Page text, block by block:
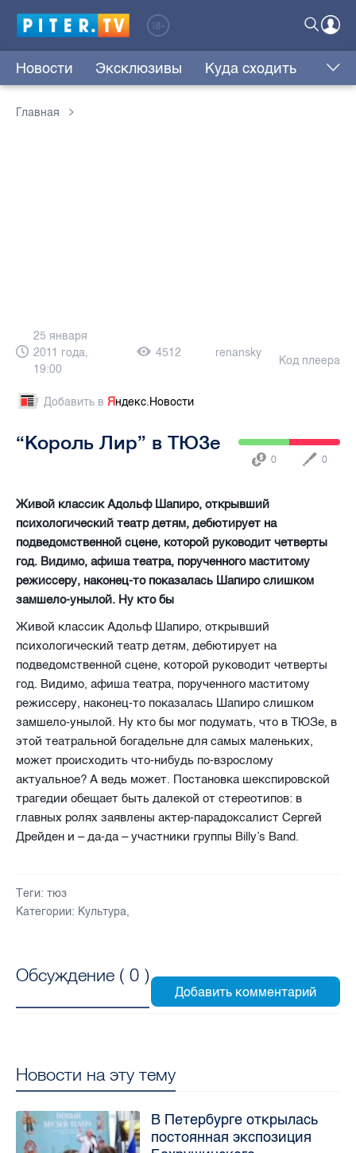
Новости Эксклюзивы Куда сходить
Главная
25 января
2011 года,
19:00
4512 renansky
Код плеера
Добавить в Яндекс.Новости
“Король Лир” в ТЮЗе
0 0
Живой классик Адольф Шапиро, открывший
психологический театр детям, дебютирует на
подведомственной сцене, которой руководит четверты
год. Видимо, афиша театра, порученного маститому
режиссеру, наконец-то показалась Шапиро слишком
замшело-унылой. Ну кто бы
Живой классик Адольф Шапиро, открывший
психологический театр детям, дебютирует на
подведомственной сцене, которой руководит четверты
год. Видимо, афиша театра, порученного маститому
режиссеру, наконец-то показалась Шапиро слишком
замшело-унылой. Ну кто бы мог подумать, что в ТЮЗе, в
этой театральной богадельне для самых маленьких,
может происходить что-нибудь по-взрослому
актуальное? А ведь может. Постановка шекспировской
трагедии обещает быть далекой от стереотипов: в
главных ролях заявлены актер-парадоксалист Сергей
Дрейден и – да-да – участники группы Billy’s Band.
Теги: тюз
Категории: Культура,
Обсуждение ( 0 )
Новости на эту тему
В Петербурге открылась
постоянная экспозиция